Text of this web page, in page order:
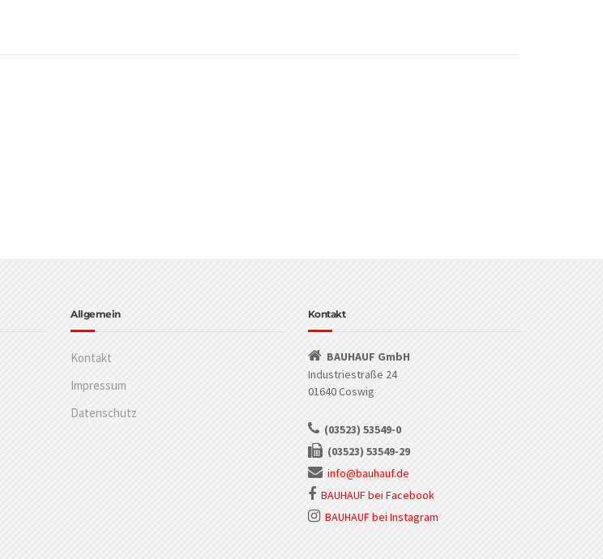
Allgemein
Kontakt
Impressum
Datenschutz
Kontakt
BAUHAUF GmbH
Industriestraße 24
01640 Coswig
(03523) 53549-0
(03523) 53549-29
info@bauhauf.de
BAUHAUF bei Facebook
BAUHAUF bei Instagram